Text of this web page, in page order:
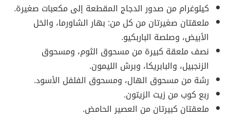
كيلوغرام من صدور الدجاج المقطعة إلى مكعبات صغيرة.
ملعقتان صغيرتان من كل من: بهار الشاورما، والخل
الأبيض، وصلصة الباربكيو.
نصف ملعقة كبيرة من مسحوق الثوم، ومسحوق
الزنجبيل، والبابريكا، وبرش الليمون.
رشة من مسحوق الهال، ومسحوق الفلفل الأسود.
ربع كوب من زيت الزيتون.
ملعقتان كبيرتان من العصير الحامض.